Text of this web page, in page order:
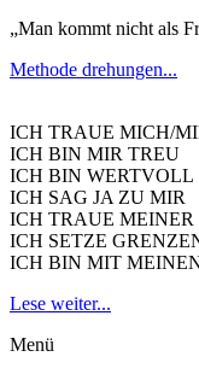
„Man kommt nicht als
Methode drehungen...
ICH TRAUE MICH/
ICH BIN MIR TREU
ICH BIN WERTVOLL
ICH SAG JA ZU MIR
ICH TRAUE
ICH SETZE
ICH BIN MIT
Lese weiter...
Menü